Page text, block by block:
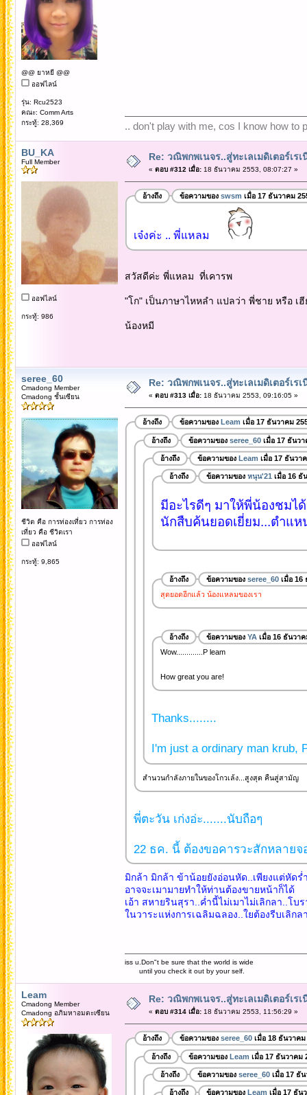
@@ ยาหยี @@
ออฟไลน์
รุ่น: Rcu2523
คณะ: Comm Arts
กระทู้: 28,369
.. don't play with me, cos I know how to
BU_KA
Full Member
ออฟไลน์
กระทู้: 986
Re: วณิพกพเนจร..สู่ทะเลเมดิเตอร์เร
« ตอบ #312 เมื่อ:18 ธันวาคม 2553, 08:07:27 »
อ้างถึง ข้อความของ swsm เมื่อ 17 ธันวาคม
เจ๋งค่ะ .. พี่แหลม
สวัสดีค่ะ พี่แหลม ที่เคารพ
"โก" เป็นภาษาไหหลำ แปลว่า พี่ชาย หรือ เ
น้องหมี
seree_60
Cmadong Member
Cmadong ชั้นเซียน
ชีวิต คือ การท่องเที่ยว การท่อง
เที่ยว คือ ชีวิตเรา
ออฟไลน์
กระทู้: 9,865
Re: วณิพกพเนจร..สู่ทะเลเมดิเตอร์เร
« ตอบ #313 เมื่อ:18 ธันวาคม 2553, 09:16:05 »
อ้างถึง ข้อความของ Leam เมื่อ 17 ธันวาคม
อ้างถึง ข้อความของ seree_60เมื่อ 17 ธันวา
อ้างถึง ข้อความของ Leam เมื่อ 17 ธันวา
อ้างถึง ข้อความของ หนุน'21 เมื่อ 16 ธั
มีอะไรดีๆ มาให้พี่น้องชมไ
นักสืบค้นยอดเยี่ยม...ตำแห
อ้างถึง ข้อความของ seree_60เมื่อ 16
สุดยอดอีกแล้ว น้องแหลมของเรา
อ้างถึง ข้อความของ YAเมื่อ 16 ธันวาค
Wow.............P leam
How great you are!
Thanks........
I'm just a ordinary man krub,
สำนวนกำลังภายในของโกวเล้ง...สูงสุด คืนสู่สามัญ
พี่ตะวัน เก่งอ่ะ.......นับถือๆ
22 ธค. นี้ ต้องขอคารวะสักหลายจ
มิกล้า มิกล้า ข้าน้อยยังอ่อนหัด..เพียงแต่หัดร่
อาจจะเมามายทำให้ท่านต้องขายหน้าก็ได้
เอ้า สหายรินสุรา..ค่ำนี้ไม่เมาไม่เลิกลา..โ
ในวาระแห่งการเฉลิมฉลอง..ใยต้องรีบเลิกล
iss u.Don"t be sure that the world is wide
until you check it out by your self.
Leam
Cmadong Member
Cmadong อภิมหาอมตะเซียน
Re: วณิพกพเนจร..สู่ทะเลเมดิเตอร์เร
« ตอบ #314 เมื่อ:18 ธันวาคม 2553, 11:56:29 »
อ้างถึง ข้อความของ seree_60เมื่อ 18 ธันวาคม
อ้างถึง ข้อความของ Leam เมื่อ 17 ธันวาคม
อ้างถึง ข้อความของ seree_60เมื่อ 17 ธัน
อ้างถึง ข้อความของ Leam เมื่อ 17 ธัน